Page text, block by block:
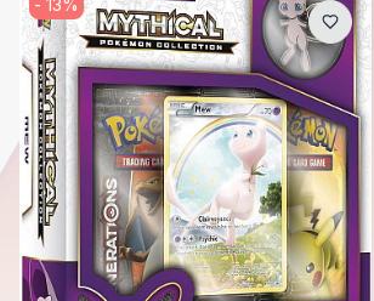
- 13%